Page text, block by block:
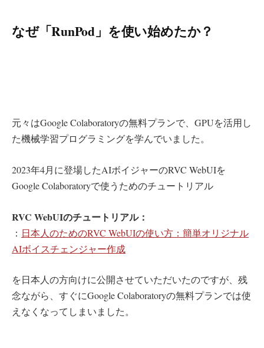
なぜ「RunPod」を使い始めたか？
元々はGoogle Colaboratoryの無料プランで、GPUを活用し
た機械学習プログラミングを学んでいました。
2023年4月に登場したAIボイジャーのRVC WebUIを
Google Colaboratoryで使うためのチュートリアル
RVC WebUIのチュートリアル：
： 日本人のためのRVC WebUIの使い方：簡単オリジナル
AIボイスチェンジャー作成
を日本人の方向けに公開させていただいたのですが、残
念ながら、すぐにGoogle Colaboratoryの無料プランでは使
えなくなってしまいました。